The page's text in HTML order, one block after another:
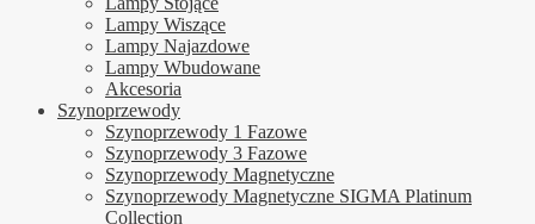
Lampy Wiszące
Lampy Najazdowe
Lampy Wbudowane
Akcesoria
Szynoprzewody
Szynoprzewody 1 Fazowe
Szynoprzewody 3 Fazowe
Szynoprzewody Magnetyczne
Szynoprzewody Magnetyczne SIGMA Platinum
Collection